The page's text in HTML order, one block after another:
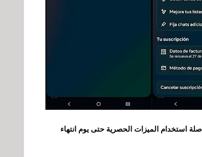
استخدام الميزات الحصرية حتى يوم انتهاء